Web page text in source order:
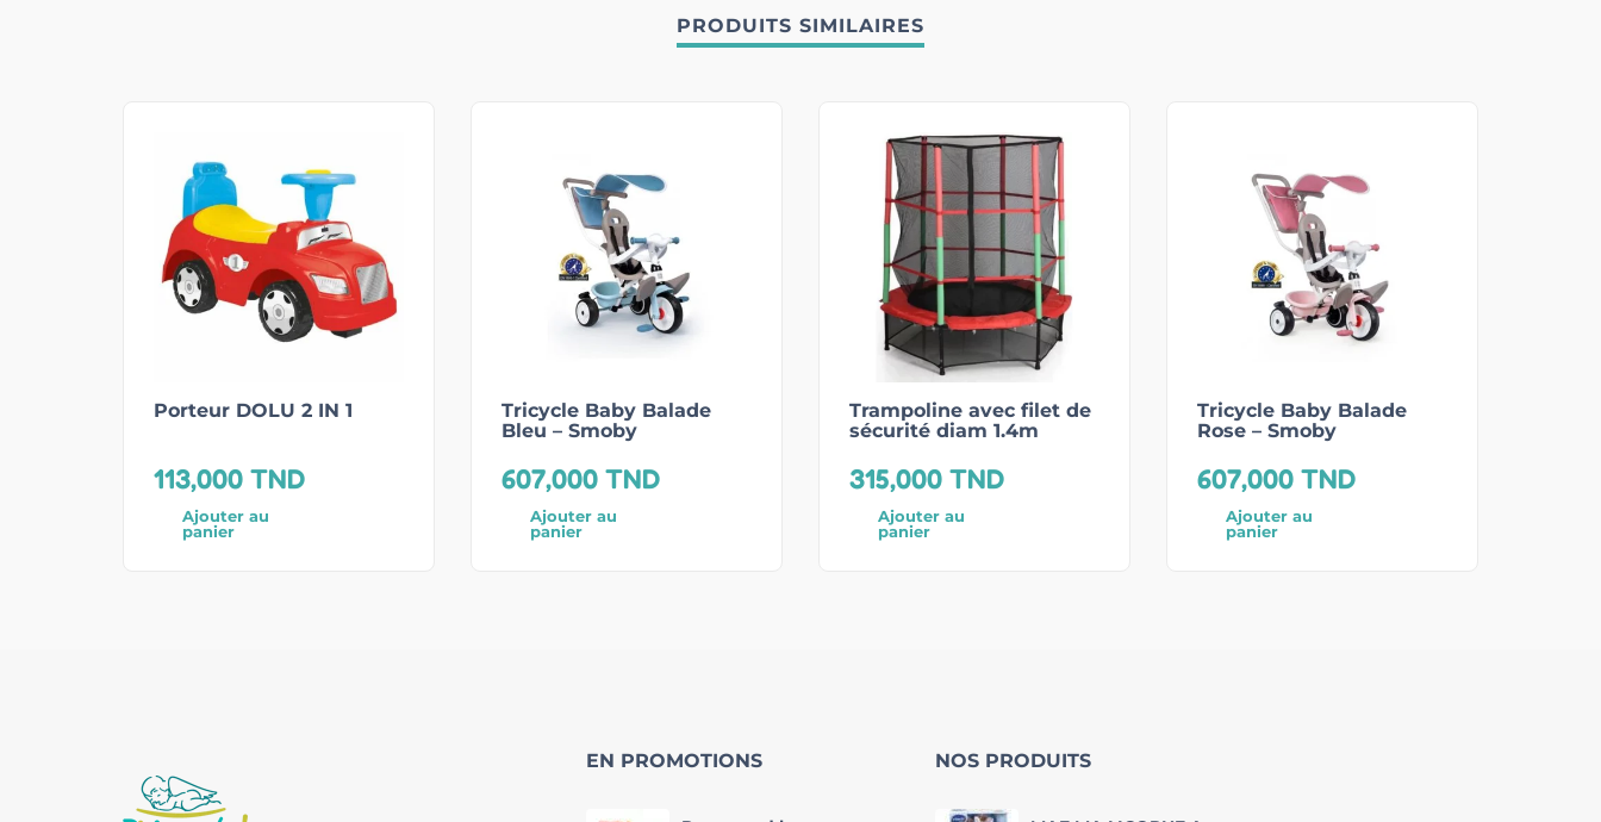
PRODUITS SIMILAIRES
Porteur DOLU 2 IN 1
113,000 TND
Ajouter au
panier
Tricycle Baby Balade
Bleu – Smoby
607,000 TND
Ajouter au
panier
Trampoline avec filet de
sécurité diam 1.4m
315,000 TND
Ajouter au
panier
Tricycle Baby Balade
Rose – Smoby
607,000 TND
Ajouter au
panier
EN PROMOTIONS NOS PRODUITS